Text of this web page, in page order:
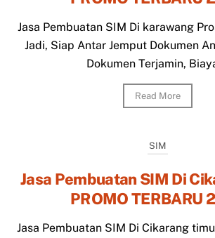
Jasa Pembuatan SIM Di karawang
Jadi, Siap Antar Jemput Dokumen
Dokumen Terjamin,
Read More
SIM
Jasa Pembuatan SIM Di
PROMO TERBARU
Jasa Pembuatan SIM Di Cikarang